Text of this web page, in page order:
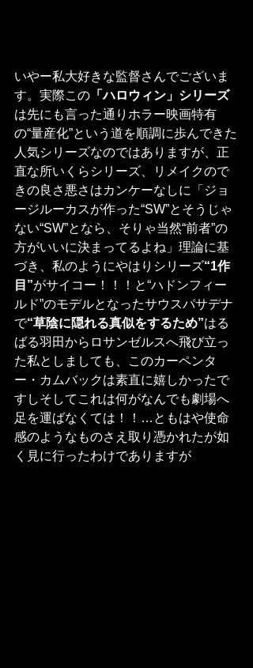
いやー私大好きな監督さんでございま
す。実際この 「ハロウィン」シリーズ
は先にも言った通りホラー映画特有
の“量産化”という道を順調に歩んできた
人気シリーズなのではありますが、正
直な所いくらシリーズ、リメイクので
きの良さ悪さはカンケーなしに「ジョ
ージルーカスが作った“SW”とそうじゃ
ない“SW”となら、そりゃ当然“前者”の
方がいいに決まってるよね」理論に基
づき、私のようにやはりシリーズ“1作
目”がサイコー！！！と“ハドンフィー
ルド”のモデルとなったサウスパサデナ
で“草陰に隠れる真似をするため”はる
ばる羽田からロサンゼルスへ飛び立っ
た私としましても、このカーペンタ
ー・カムバックは素直に嬉しかったで
すしそしてこれは何がなんでも劇場へ
足を運ばなくては！！…ともはや使命
感のようなものさえ取り憑かれたが如
く見に行ったわけでありますが